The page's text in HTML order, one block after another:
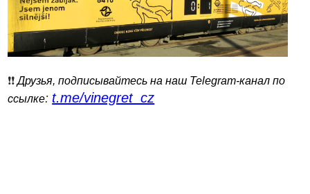
❗️❗️Друзья, подписывайтесь на наш Telegram-канал по
ссылке: t.me/vinegret_cz